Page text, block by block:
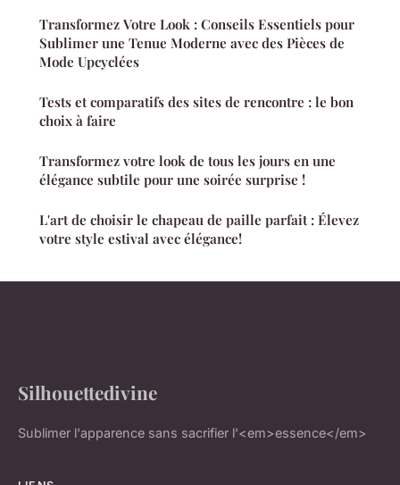
Transformez Votre Look : Conseils Essentiels pour
Sublimer une Tenue Moderne avec des Pièces de
Mode Upcyclées
Tests et comparatifs des sites de rencontre : le bon
choix à faire
Transformez votre look de tous les jours en une
élégance subtile pour une soirée surprise !
L'art de choisir le chapeau de paille parfait : Élevez
votre style estival avec élégance!
Silhouettedivine
Sublimer l'apparence sans sacrifier l'<em>essence</em>